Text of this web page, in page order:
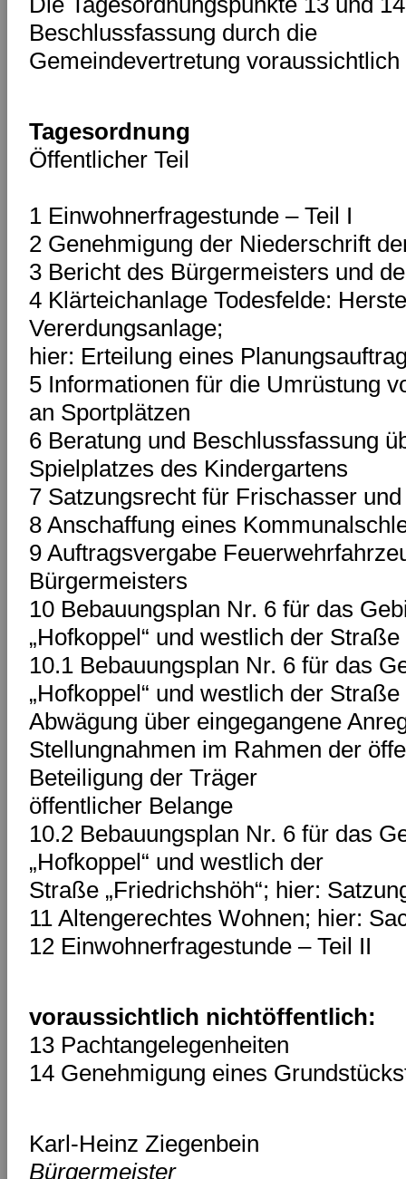
Beschlussfassung durch die
Gemeindevertretung
Tagesordnung
Öffentlicher Teil
1 Einwohnerfragestunde – Teil I
2 Genehmigung der Niederschrift
3 Bericht des Bürgermeisters und
4 Klärteichanlage Todesfelde:
Vererdungsanlage;
hier: Erteilung eines
5 Informationen für die Umrüstung
an Sportplätzen
6 Beratung und Beschlussfassung
Spielplatzes des Kindergartens
7 Satzungsrecht für Frischasser
8 Anschaffung eines
9 Auftragsvergabe
Bürgermeisters
10 Bebauungsplan Nr. 6 für das
„Hofkoppel“ und westlich der Straße
10.1 Bebauungsplan Nr. 6 für das
„Hofkoppel“ und westlich der
Abwägung über eingegangene
Stellungnahmen im Rahmen der
Beteiligung der Träger
öffentlicher Belange
10.2 Bebauungsplan Nr. 6 für das
„Hofkoppel“ und westlich der
Straße „Friedrichshöh“; hier:
11 Altengerechtes Wohnen; hier:
12 Einwohnerfragestunde – Teil II
voraussichtlich nichtöffentlich:
13 Pachtangelegenheiten
14 Genehmigung eines
Karl-Heinz Ziegenbein
Bürgermeister